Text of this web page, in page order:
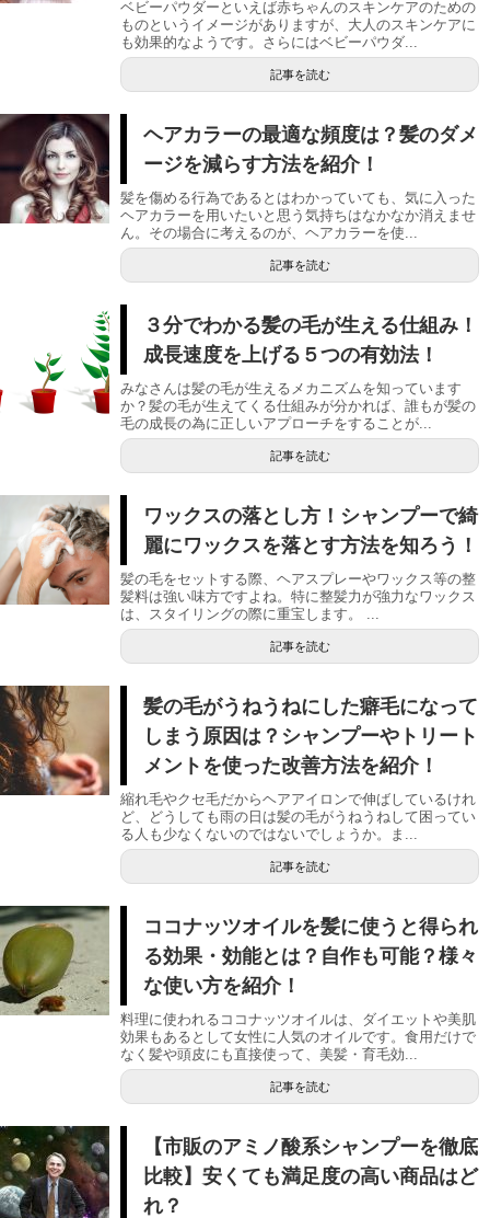
ベビーパウダーといえば赤ちゃんのスキンケアのための
ものというイメージがありますが、大人のスキンケアに
も効果的なようです。さらにはベビーパウダ...
記事を読む
ヘアカラーの最適な頻度は？髪のダメ
ージを減らす方法を紹介！
髪を傷める行為であるとはわかっていても、気に入った
ヘアカラーを用いたいと思う気持ちはなかなか消えませ
ん。その場合に考えるのが、ヘアカラーを使...
記事を読む
３分でわかる髪の毛が生える仕組み！
成長速度を上げる５つの有効法！
みなさんは髪の毛が生えるメカニズムを知っています
か？髪の毛が生えてくる仕組みが分かれば、誰もが髪の
毛の成長の為に正しいアプローチをすることが...
記事を読む
ワックスの落とし方！シャンプーで綺
麗にワックスを落とす方法を知ろう！
髪の毛をセットする際、ヘアスプレーやワックス等の整
髪料は強い味方ですよね。特に整髪力が強力なワックス
は、スタイリングの際に重宝します。 ...
記事を読む
髪の毛がうねうねにした癖毛になって
しまう原因は？シャンプーやトリート
メントを使った改善方法を紹介！
縮れ毛やクセ毛だからヘアアイロンで伸ばしているけれ
ど、どうしても雨の日は髪の毛がうねうねして困ってい
る人も少なくないのではないでしょうか。ま...
記事を読む
ココナッツオイルを髪に使うと得られ
る効果・効能とは？自作も可能？様々
な使い方を紹介！
料理に使われるココナッツオイルは、ダイエットや美肌
効果もあるとして女性に人気のオイルです。食用だけで
なく髪や頭皮にも直接使って、美髪・育毛効...
記事を読む
【市販のアミノ酸系シャンプーを徹底
比較】安くても満足度の高い商品はど
れ？